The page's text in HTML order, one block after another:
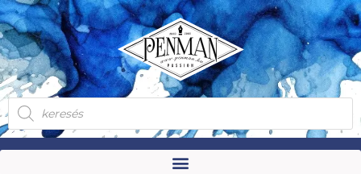
Skip
to
content
Products
search